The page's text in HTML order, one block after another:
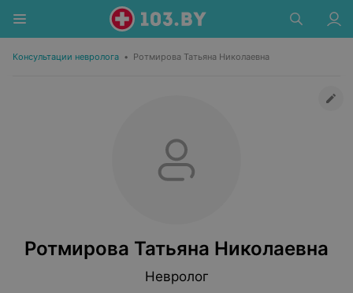
Консультации невролога • Ротмирова Татьяна Николаевна
Ротмирова Татьяна Николаевна
Невролог